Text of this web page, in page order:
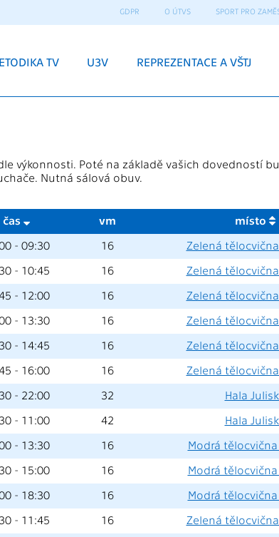
TV U3V REPREZENTACE A VŠTJ
GDPR O ÚTVS SPORT PRO
výkonnosti. Poté na základě vašich dovedností
Nutná sálová obuv.
čas vm místo
- 09:30 16 Zelená
- 10:45 16 Zelená
- 12:00 16 Zelená
- 13:30 16 Zelená
- 14:45 16 Zelená
- 16:00 16 Zelená
- 22:00 32 Hala
- 11:00 42 Hala
- 13:30 16 Modrá
- 15:00 16 Modrá
- 18:30 16 Modrá
- 11:45 16 Zelená